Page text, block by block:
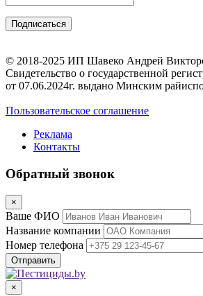
© 2018-2025 ИП Шавеко Андрей
Свидетельство о государственной
от 07.06.2024г. выдано Минским
Пользовательское соглашение
Реклама
Контакты
Обратный звонок
×
Ваше ФИО
Название компании
Номер телефона
×